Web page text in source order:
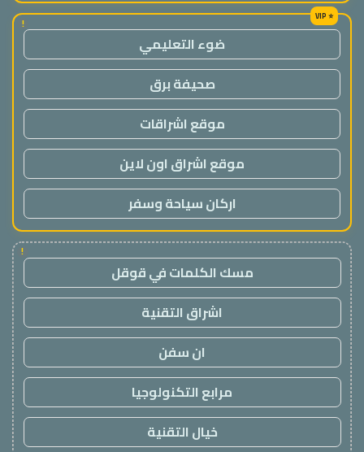
!
ضوء التعليمي
صحيفة برق
موقع اشراقات
موقع اشراق اون لاين
اركان سياحة وسفر
!
مسك الكلمات في قوقل
اشراق التقنية
ان سفن
مرابع التكنولوجيا
خيال التقنية